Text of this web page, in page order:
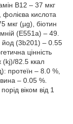
В12 – 37 мкг
кислота
мкг (µg), біотин
(Е551а) – 49.
(3b201) – 0.55
цінність
(kj)/82.5 ккал
протеїн – 8.0 %,
– 0.05 %.
віком від 1